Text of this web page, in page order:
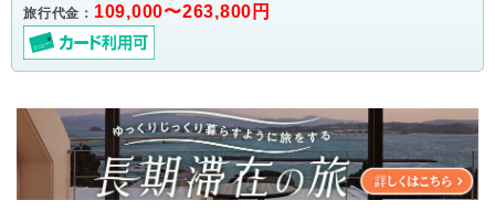
旅行代金： 109,000〜263,800円